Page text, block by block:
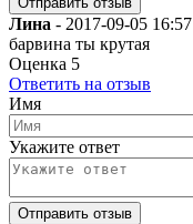
Лина - 2017-09-05 16:57
барвина ты крутая
Оценка 5
Ответить на отзыв
Имя
Укажите ответ